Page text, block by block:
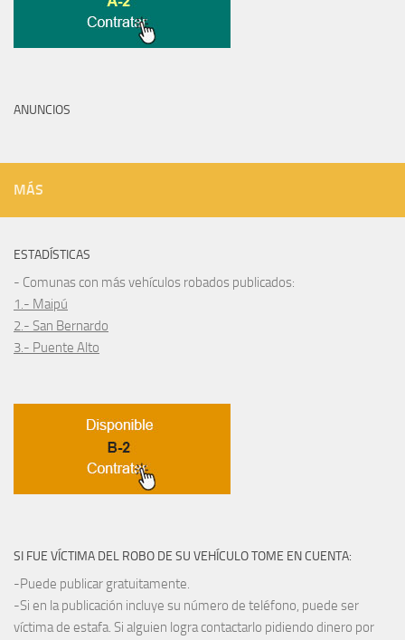
ANUNCIOS
MÁS
ESTADÍSTICAS
- Comunas con más vehículos robados publicados:
1.- Maipú
2.- San Bernardo
3.- Puente Alto
SI FUE VÍCTIMA DEL ROBO DE SU VEHÍCULO TOME EN CUENTA:
-Puede publicar gratuitamente.
-Si en la publicación incluye su número de teléfono, puede ser
víctima de estafa. Si alguien logra contactarlo pidiendo dinero por